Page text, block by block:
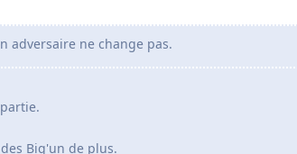
adversaire ne change pas.
Big'un de plus.